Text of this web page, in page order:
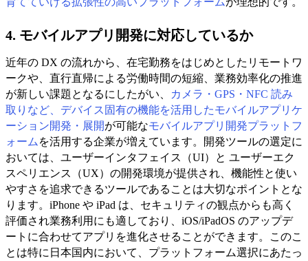
4. モバイルアプリ開発に対応しているか
近年の DX の流れから、在宅勤務をはじめとしたリモートワ
ークや、直行直帰による労働時間の短縮、業務効率化の推進
が新しい課題となるにしたがい、
カメラ・GPS・NFC 読み
取りなど、デバイス固有の機能を活用したモバイルアプリケ
ーション開発 ・展開が可能なモバイルアプリ開発プラットフ
ォーム を活用する企業が増えています。開発ツールの選定に
おいては、ユーザーインタフェイス（UI）と ユーザーエク
スペリエンス（UX）の開発環境が提供され、機能性と使い
やすさを追求できるツールであることは大切なポイントとな
ります。iPhone や iPad は、セキュリティの観点からも高く
評価され業務利用にも適しており、iOS/iPadOS のアップデ
ートに合わせてアプリを進化させることができます。このこ
とは特に日本国内において、プラットフォーム選択にあたっ